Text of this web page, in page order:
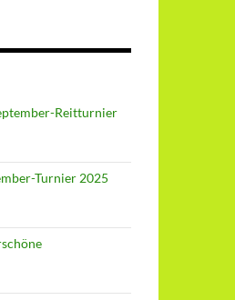
Reitturnier
Turnier 2025